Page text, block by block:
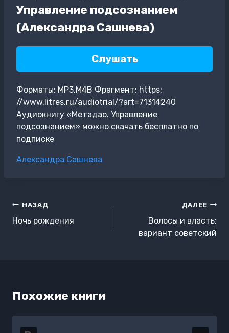
Управление подсознанием
(Александра Сашнева)
Слушать
Форматы: MP3,M4B Фрагмент: https:
//www.litres.ru/audiotrial/?art=71314240
Аудиокнигу «Метадао. Управление
подсознанием» можно скачать бесплатно по
подписке
Метки
Александра Сашнева
Навигация
по
НАЗАД
Ночь рождения
ДАЛЕЕ
Волосы и власть:
вариант советский
Похожие книги